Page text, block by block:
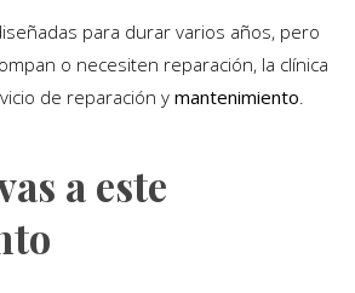
para durar varios años, pero
o necesiten reparación, la clínica
de reparación y mantenimiento.
a este